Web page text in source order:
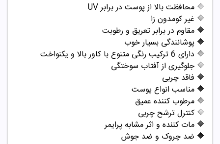
🔷 محافظت بالا از پوست در برابر UV
🔷 غیر کومدون زا
🔷 مقاوم در برابر تعریق و رطوبت
🔷 پوشانندگی بسیار خوب
🔷 دارای 6 ترکیب رنگی متنوع با کاور بالا و یکنواخت
🔷 جلوگیری از آفتاب سوختگی
🔷 فاقد چربی
🔷 مناسب انواع پوست
🔷 مرطوب کننده عمیق
🔷 کنترل ترشح چربی
🔷 مات کننده و اثر مشابه پرایمر
🔷 ضد چروک و ضد جوش